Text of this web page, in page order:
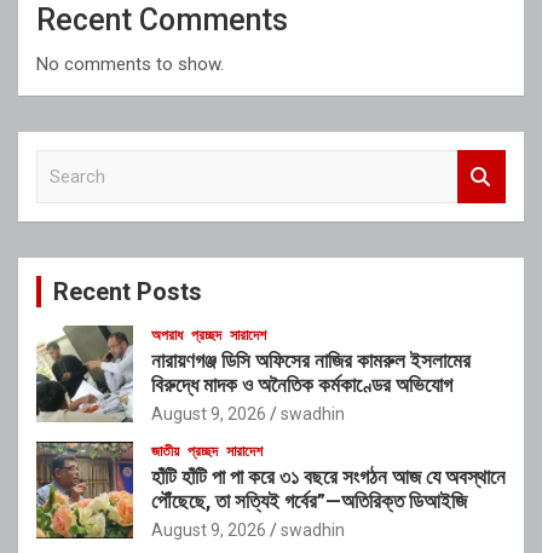
Recent Comments
No comments to show.
c
Recent Posts
অপরাধ প্রচ্ছদ সারাদেশ
নারায়ণগঞ্জ ডিসি অফিসের নাজির কামরুল ইসলামের
বিরুদ্ধে মাদক ও অনৈতিক কর্মকাণ্ডের অভিযোগ
August 9, 2026 swadhin
জাতীয় প্রচ্ছদ সারাদেশ
হাঁটি হাঁটি পা পা করে ৩১ বছরে সংগঠন আজ যে অবস্থানে
পৌঁছেছে, তা সত্যিই গর্বের”—অতিরিক্ত ডিআইজি
August 9, 2026 swadhin